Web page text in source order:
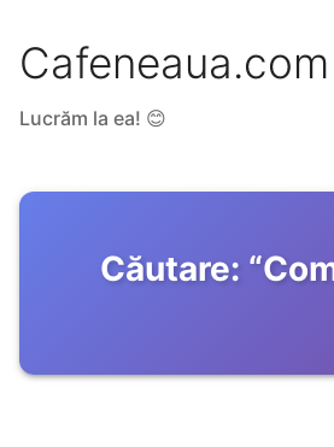
Cafeneaua.com
Lucrăm la ea! 😊
Căutare: “